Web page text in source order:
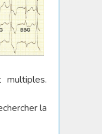
la